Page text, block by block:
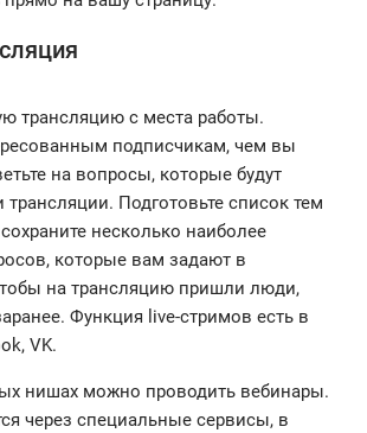
трансляцию с места работы.
подписчикам, чем вы
на вопросы, которые будут
трансляции. Подготовьте список тем
несколько наиболее
которые вам задают в
на трансляцию пришли люди,
Функция live-стримов есть в
VK.
нишах можно проводить вебинары.
через специальные сервисы, в